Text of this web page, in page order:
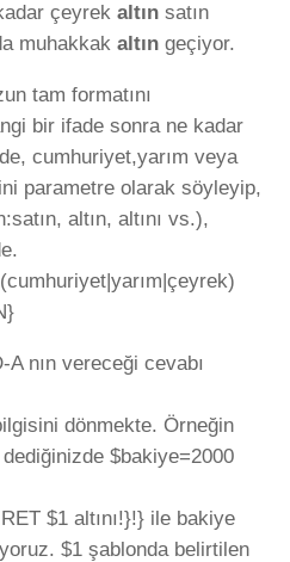
çeyrek altın satın
muhakkak altın geçiyor.
tam formatını
bir ifade sonra ne kadar
cumhuriyet,yarım veya
parametre olarak söyleyip,
altın, altını vs.),
A nın vereceği cevabı
dönmekte. Örneğin
$bakiye=2000
$1 altını!}!} ile bakiye
$1 şablonda belirtilen